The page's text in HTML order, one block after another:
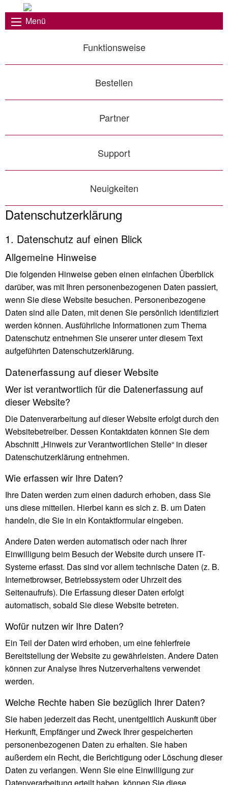
Menü
Funktionsweise
Bestellen
Partner
Support
Neuigkeiten
Datenschutz­erklärung
1. Datenschutz auf einen Blick
Allgemeine Hinweise
Die folgenden Hinweise geben einen einfachen Überblick
darüber, was mit Ihren personenbezogenen Daten passiert,
wenn Sie diese Website besuchen. Personenbezogene
Daten sind alle Daten, mit denen Sie persönlich identifiziert
werden können. Ausführliche Informationen zum Thema
Datenschutz entnehmen Sie unserer unter diesem Text
aufgeführten Datenschutzerklärung.
Datenerfassung auf dieser Website
Wer ist verantwortlich für die Datenerfassung auf
dieser Website?
Die Datenverarbeitung auf dieser Website erfolgt durch den
Websitebetreiber. Dessen Kontaktdaten können Sie dem
Abschnitt „Hinweis zur Verantwortlichen Stelle“ in dieser
Datenschutzerklärung entnehmen.
Wie erfassen wir Ihre Daten?
Ihre Daten werden zum einen dadurch erhoben, dass Sie
uns diese mitteilen. Hierbei kann es sich z. B. um Daten
handeln, die Sie in ein Kontaktformular eingeben.
Andere Daten werden automatisch oder nach Ihrer
Einwilligung beim Besuch der Website durch unsere IT-
Systeme erfasst. Das sind vor allem technische Daten (z. B.
Internetbrowser, Betriebssystem oder Uhrzeit des
Seitenaufrufs). Die Erfassung dieser Daten erfolgt
automatisch, sobald Sie diese Website betreten.
Wofür nutzen wir Ihre Daten?
Ein Teil der Daten wird erhoben, um eine fehlerfreie
Bereitstellung der Website zu gewährleisten. Andere Daten
können zur Analyse Ihres Nutzerverhaltens verwendet
werden.
Welche Rechte haben Sie bezüglich Ihrer Daten?
Sie haben jederzeit das Recht, unentgeltlich Auskunft über
Herkunft, Empfänger und Zweck Ihrer gespeicherten
personenbezogenen Daten zu erhalten. Sie haben
außerdem ein Recht, die Berichtigung oder Löschung dieser
Daten zu verlangen. Wenn Sie eine Einwilligung zur